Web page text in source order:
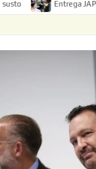
Entrega JAPAM